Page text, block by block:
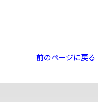
前のページに戻る